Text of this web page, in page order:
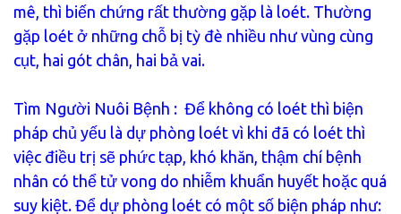
mê, thì biến chứng rất thường gặp là loét. Thường
gặp loét ở những chỗ bị tỳ đè nhiều như vùng cùng
cụt, hai gót chân, hai bả vai.
Tìm Người Nuôi Bệnh : Để không có loét thì biện
pháp chủ yếu là dự phòng loét vì khi đã có loét thì
việc điều trị sẽ phức tạp, khó khăn, thậm chí bệnh
nhân có thể tử vong do nhiễm khuẩn huyết hoặc quá
suy kiệt. Để dự phòng loét có một số biện pháp như: